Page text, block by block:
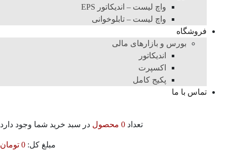
واچ لیست – اندیکاتور EPS
واچ لیست – تابلوخوانی
فروشگاه
بورس و بازارهای مالی
اندیکاتور
اکسپرت
پکیج کامل
تماس با ما
تعداد 0 محصول در سبد خرید شما وجود دارد
مبلغ کل: 0 تومان